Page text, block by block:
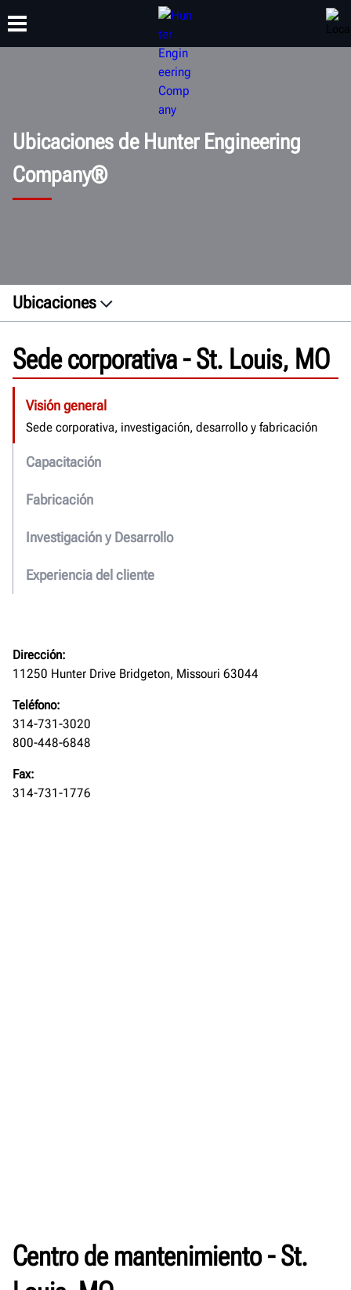
CAPACITACIÓN
Ubicaciones de Hunter Engineering
Company®
Ubicaciones
Fabricación
Internacional
Sede corporativa - St. Louis, MO
Visión general
Sede corporativa, investigación, desarrollo y fabricación
Capacitación
Fabricación
Investigación y Desarrollo
Experiencia del cliente
Dirección:
11250 Hunter Drive Bridgeton, Missouri 63044
Teléfono:
314-731-3020
800-448-6848
Fax:
314-731-1776
Centro de mantenimiento - St.